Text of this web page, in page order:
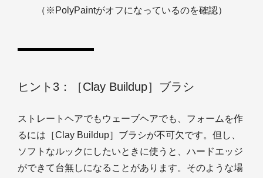
（※PolyPaintがオフになっているのを確認）
ヒント3：［Clay Buildup］ブラシ
ストレートヘアでもウェーブヘアでも、フォームを作
るには［Clay Buildup］ブラシが不可欠です。但し、
ソフトなルックにしたいときに使うと、ハードエッジ
ができて台無しになることがあります。そのような場